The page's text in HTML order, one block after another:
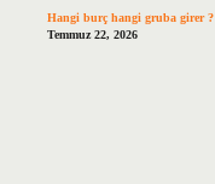
Hangi burç hangi gruba girer ?
Temmuz 22, 2026